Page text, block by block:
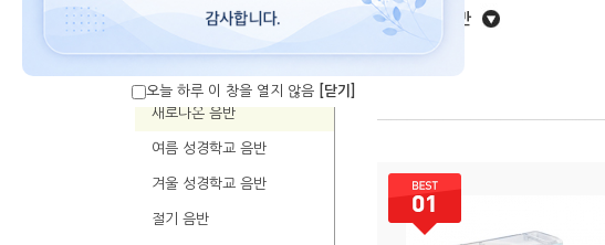
뮤직
새로나온 음반
여름 성경학교 음반
겨울 성경학교 음반
절기 음반
새로나온 음반
오늘 하루 이 창을 열지 않음 [닫기]